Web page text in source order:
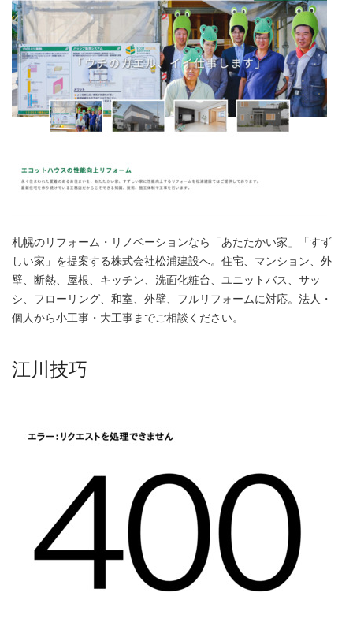
札幌のリフォーム・リノベーションなら「あたたかい家」「すず
しい家」を提案する株式会社松浦建設へ。住宅、マンション、外
壁、断熱、屋根、キッチン、洗面化粧台、ユニットバス、サッ
シ、フローリング、和室、外壁、フルリフォームに対応。法人・
個人から小工事・大工事までご相談ください。
江川技巧